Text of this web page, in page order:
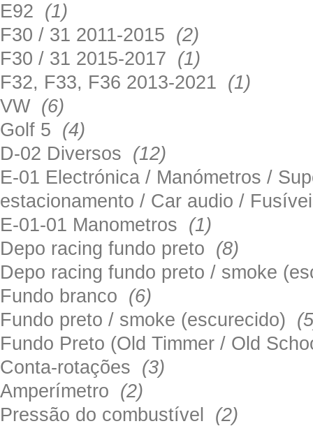
E92 (1)
F30 / 31 2011-2015 (2)
F30 / 31 2015-2017 (1)
F32, F33, F36 2013-2021 (1)
VW (6)
Golf 5 (4)
D-02 Diversos (12)
E-01 Electrónica / Manómetros /
estacionamento / Car audio /
E-01-01 Manometros (1)
Depo racing fundo preto (8)
Depo racing fundo preto / smoke
Fundo branco (6)
Fundo preto / smoke (escurecido)
Fundo Preto (Old Timmer / Old
Conta-rotações (3)
Amperímetro (2)
Pressão do combustível (2)